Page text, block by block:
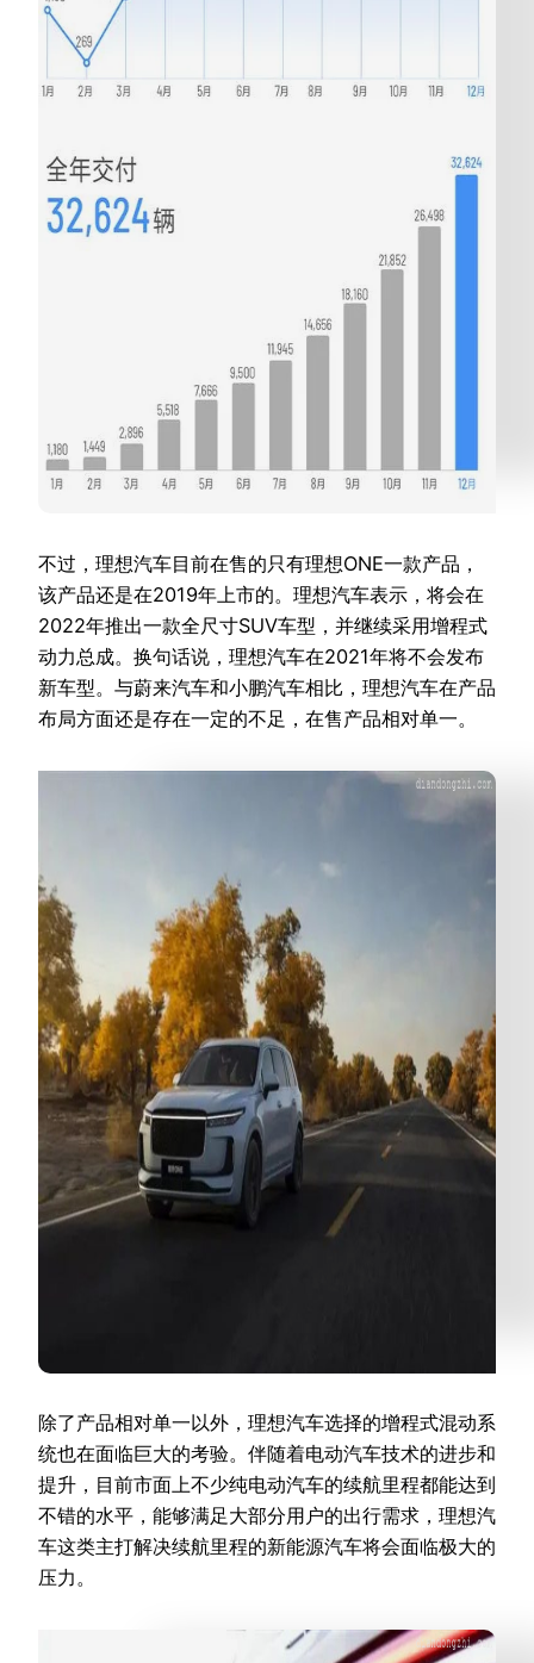
不过，理想汽车目前在售的只有理想ONE一款产品，
该产品还是在2019年上市的。理想汽车表示，将会在
2022年推出一款全尺寸SUV车型，并继续采用增程式
动力总成。换句话说，理想汽车在2021年将不会发布
新车型。与蔚来汽车和小鹏汽车相比，理想汽车在产品
布局方面还是存在一定的不足，在售产品相对单一。
除了产品相对单一以外，理想汽车选择的增程式混动系
统也在面临巨大的考验。伴随着电动汽车技术的进步和
提升，目前市面上不少纯电动汽车的续航里程都能达到
不错的水平，能够满足大部分用户的出行需求，理想汽
车这类主打解决续航里程的新能源汽车将会面临极大的
压力。